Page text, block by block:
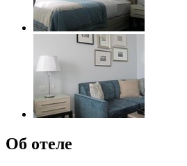
Об отеле